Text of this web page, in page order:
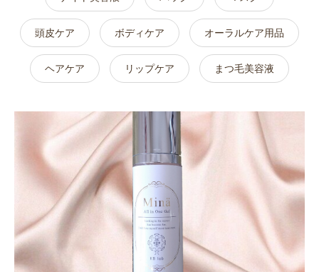
頭皮ケア ボディケア オーラルケア用品
ヘアケア リップケア まつ毛美容液